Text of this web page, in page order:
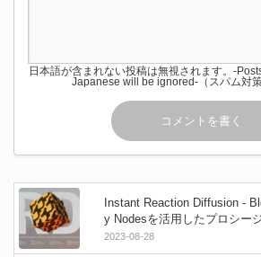
日本語が含まれない投稿は無視されます。-
Japanese will be ignored-（スパム対策
Instant Reaction Diffusion -
y Nodesを活用したプロシー
ン・シミュレーションアセッ
2023-08-28